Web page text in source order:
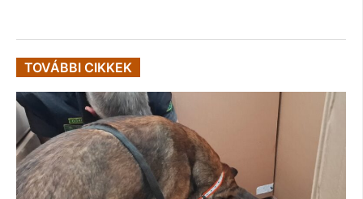
TOVÁBBI CIKKEK